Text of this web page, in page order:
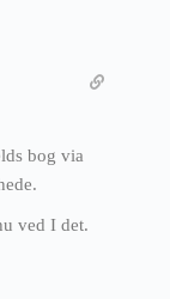
bog via
ved I det.